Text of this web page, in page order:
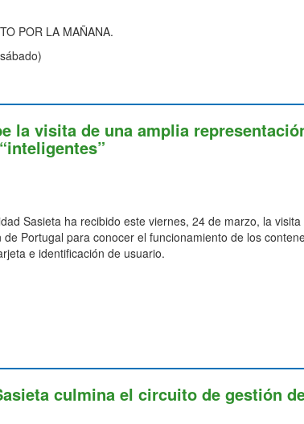
POR LA MAÑANA.
la visita de una amplia
Sasieta ha recibido este viernes, 24 de marzo, la
de Portugal para conocer el funcionamiento de los
e identificación de usuario.
culmina el circuito de gestión